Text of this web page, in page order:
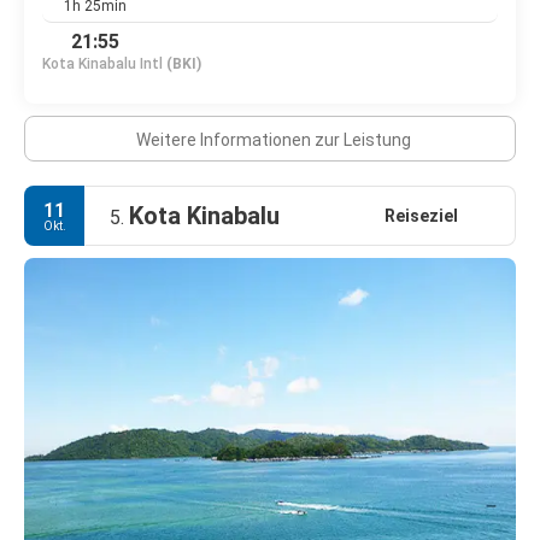
1h 25min
21:55
Kota Kinabalu Intl (BKI)
Weitere Informationen zur Leistung
11
Okt. 5. Kota Kinabalu Reiseziel